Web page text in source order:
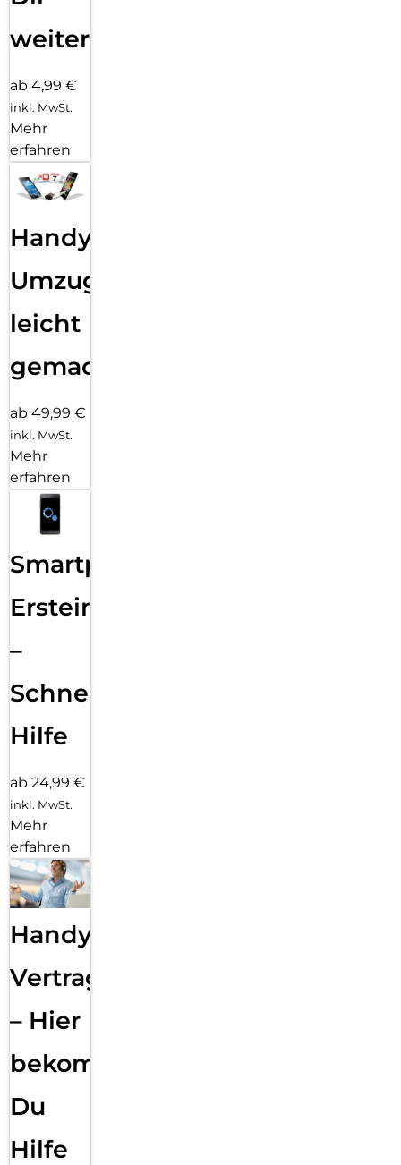
weiter
ab 4,99 €
inkl. MwSt.
Mehr
erfahren
Handy
Umzug
leicht
gemacht!
ab 49,99 €
inkl. MwSt.
Mehr
erfahren
Smartphone
Ersteinrichtung
–
Schnelle
Hilfe
ab 24,99 €
inkl. MwSt.
Mehr
erfahren
Handy
Vertragsabwicklung
– Hier
bekommst
Du
Hilfe